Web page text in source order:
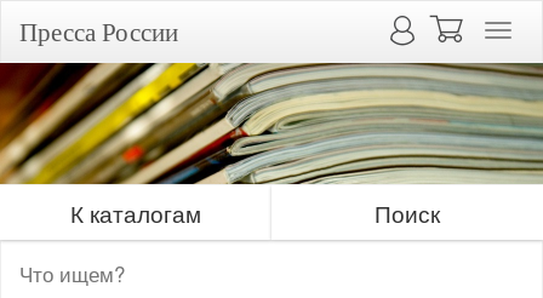
Пресса России
К каталогам Поиск